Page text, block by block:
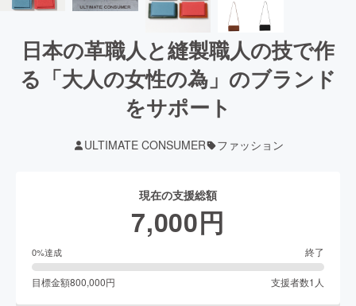
日本の革職人と縫製職人の技で作
る「大人の女性の為」のブランド
をサポート
ULTIMATE CONSUMER ファッション
現在の支援総額
7,000円
0%達成 終了
目標金額800,000円 支援者数1 人